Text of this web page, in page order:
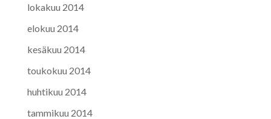
lokakuu 2014
elokuu 2014
kesäkuu 2014
toukokuu 2014
huhtikuu 2014
tammikuu 2014